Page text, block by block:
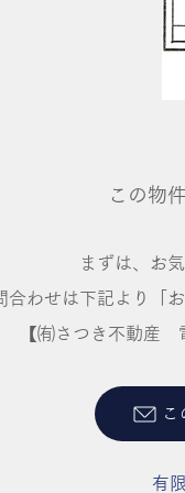
この物
まずは、お
合わせは下記より「
【㈲さつき不動産
有